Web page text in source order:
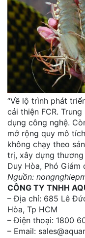
“Về lộ trình phát
cải thiện FCR.
dụng công nghệ.
mở rộng quy mô
không chạy theo
trị, xây dựng thương
Duy Hòa, Phó
Nguồn:
CÔNG TY TNHH
– Địa chỉ: 685 Lê
Hòa, Tp HCM
– Điện thoại: 1800
– Email: